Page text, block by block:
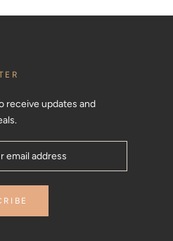
receive updates and